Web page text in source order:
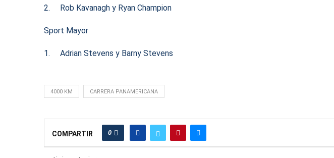
2. Rob Kavanagh y Ryan Champion
Sport Mayor
1. Adrian Stevens y Barny Stevens
4000 KM CARRERA PANAMERICANA
COMPARTIR 0